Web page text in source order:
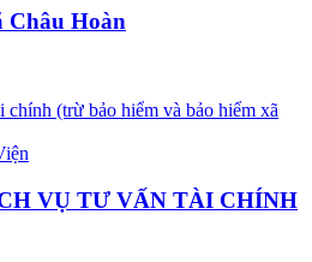
Châu Hoàn
chính (trừ bảo hiểm và bảo hiểm xã
VỤ TƯ VẤN TÀI CHÍNH